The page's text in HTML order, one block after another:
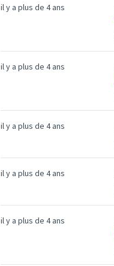
il y a plus de 4 ans
il y a plus de 4 ans
il y a plus de 4 ans
il y a plus de 4 ans
il y a plus de 4 ans